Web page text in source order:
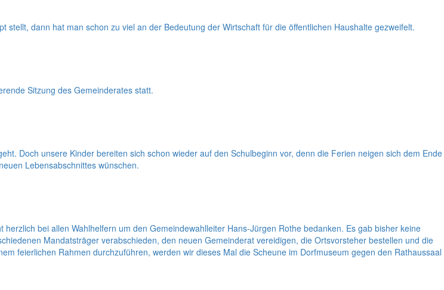
dann hat man schon zu viel an der Bedeutung der Wirtschaft für die öffentlichen Haushalte gezweifelt.
Sitzung des Gemeinderates statt.
Doch unsere Kinder bereiten sich schon wieder auf den Schulbeginn vor, denn die Ferien neigen sich dem Ende
Lebensabschnittes wünschen.
bei allen Wahlhelfern um den Gemeindewahlleiter Hans-Jürgen Rothe bedanken. Es gab bisher keine
Mandatsträger verabschieden, den neuen Gemeinderat vereidigen, die Ortsvorsteher bestellen und die
feierlichen Rahmen durchzuführen, werden wir dieses Mal die Scheune im Dorfmuseum gegen den Rathaussaal